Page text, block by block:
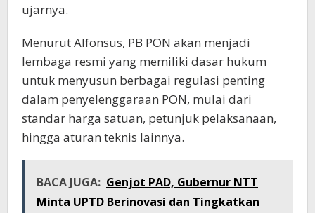
ujarnya.
Menurut Alfonsus, PB PON akan menjadi
lembaga resmi yang memiliki dasar hukum
untuk menyusun berbagai regulasi penting
dalam penyelenggaraan PON, mulai dari
standar harga satuan, petunjuk pelaksanaan,
hingga aturan teknis lainnya.
BACA JUGA: Genjot PAD, Gubernur NTT
Minta UPTD Berinovasi dan Tingkatkan